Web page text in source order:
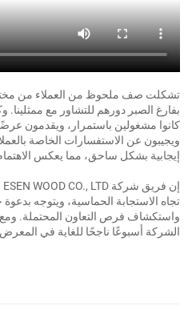
تشكلت صف ملحوظ من العملاء من
بفارغ الصبر دورهم للتشاور مع
كانوا مشغولين باستمرار، ويقدمون عرضًا
ويجيبون عن الاستفسارات الخاصة
إيجابية بشكل ساحق، مما يعكس
تجاه الاستجابة الحماسية، ويتوجه
واستكشاف فرص التعاون المحتملة. ومع
الشركة أسبوعًا ناجحًا للغاية في